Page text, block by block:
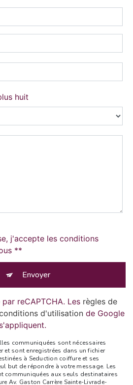
huit
j'accepte les conditions
**
Envoyer
reCAPTCHA. Les règles de
d'utilisation de Google
s'appliquent.
communiquées sont nécessaires
et sont enregistrées dans un fichier
à Seduction coiffure et ses
but de répondre à votre message. Les
communiquées aux seuls destinataires
Av. Gaston Carrère Sainte-Livrade-